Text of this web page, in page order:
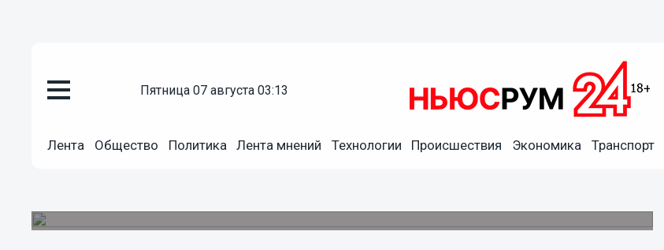
пятница 07 августа 03:13
Лента Общество Политика Лента мнений Технологии Происшествия Экономика Транспорт
Гендер-пати на стадионе «Нижний Новгород» обойдется в